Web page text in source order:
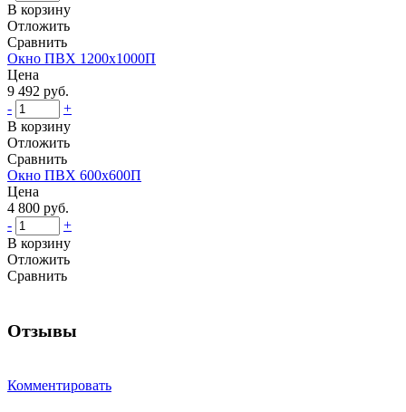
В корзину
Отложить
Сравнить
Окно ПВХ 1200х1000П
Цена
9 492 руб.
-
+
В корзину
Отложить
Сравнить
Окно ПВХ 600х600П
Цена
4 800 руб.
-
+
В корзину
Отложить
Сравнить
Отзывы
Комментировать